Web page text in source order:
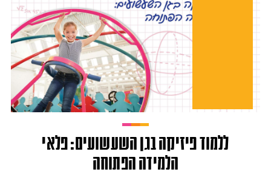
ללמוד פיזיקה בגן השעשועים: פלאי
הלמידה הפתוחה